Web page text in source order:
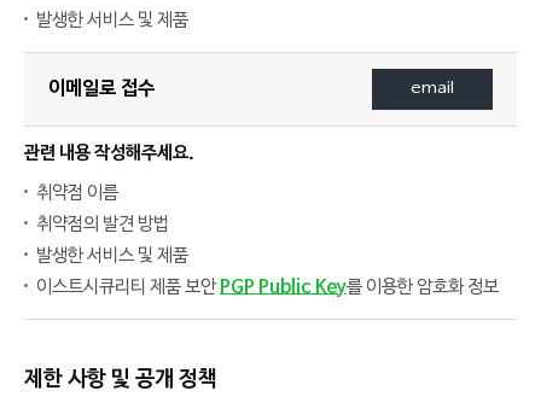
발생한 서비스 및 제품
이메일로 접수
관련 내용 작성해주세요.
취약점 이름
취약점의 발견 방법
발생한 서비스 및 제품
이스트시큐리티 제품 보안 PGP Public Key를 이용한 암호화 정보
email
제한 사항 및 공개 정책